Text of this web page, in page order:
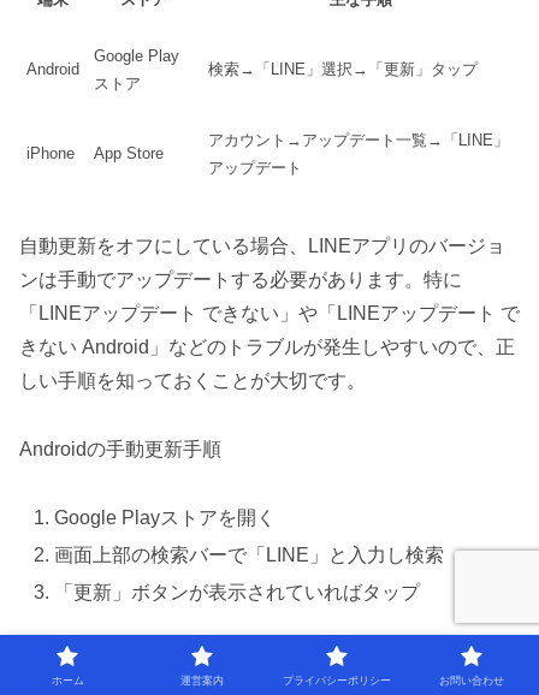
Android
Google Play
ストア
検索→「LINE」選択→「更新」タップ
iPhone App Store
アカウント→アップデート一覧→「LINE」
アップデート
自動更新をオフにしている場合、LINEアプリのバージョ
ンは手動でアップデートする必要があります。特に
「LINEアップデート できない」や「LINEアップデート で
きない Android」などのトラブルが発生しやすいので、正
しい手順を知っておくことが大切です。
Androidの手動更新手順
Google Playストアを開く
画面上部の検索バーで「LINE」と入力し検索
「更新」ボタンが表示されていればタップ
iPhoneの手動更新手順
ホーム 運営案内 プライバシーポリシー お問い合わせ